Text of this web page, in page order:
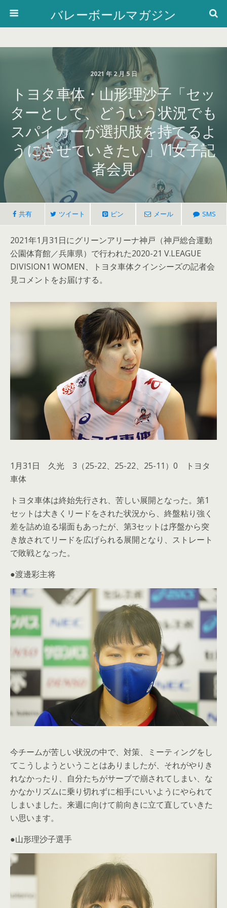
バレーボールマガジン
2021 年 2 月 5 日
トヨタ車体・山形理沙子「セッ
ターとして、どういう状況でも
スパイカーが選択肢を持てるよ
うにさせていきたい」V1女子記
者会見
共有 ツイート ピン メール SMS
2021年1月31日にグリーンアリーナ神戸（神戸総合運動
公園体育館／兵庫県）で行われた2020-21 V.LEAGUE
DIVISION1 WOMEN、トヨタ車体クインシーズの記者会
見コメントをお届けする。
1月31日 久光 3（25-22、25-22、25-11）0 トヨタ
車体
トヨタ車体は終始先行され、苦しい展開となった。第1
セットは大きくリードをされた状況から、終盤粘り強く
差を詰め迫る場面もあったが、第3セットは序盤から突
き放されてリードを広げられる展開となり、ストレート
で敗戦となった。
●渡邊彩主将
今チームが苦しい状況の中で、対策、ミーティングをし
てこうしようということはありましたが、それがやりき
れなかったり、自分たちがサーブで崩されてしまい、な
かなかリズムに乗り切れずに相手にいいようにやられて
しまいました。来週に向けて前向きに立て直していきた
い思います。
●山形理沙子選手